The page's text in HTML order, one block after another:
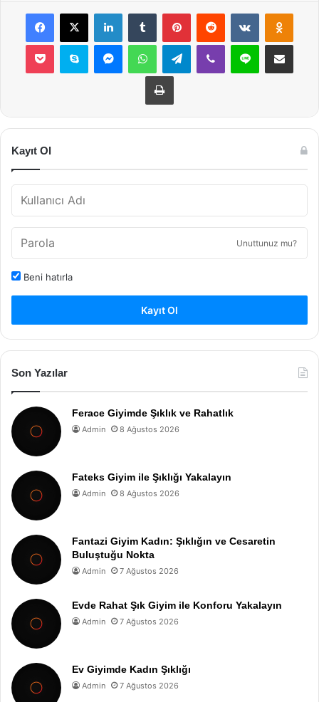
Facebook
X LinkedInTumblr PinterestReddit VKontakte
Pocket Skype MessengerWhatsAppTelegramViber Line E-Posta ile
Yazdır
Kayıt Ol
Unuttunuz mu?
Beni hatırla
Kayıt Ol
Son Yazılar
Ferace Giyimde Şıklık ve Rahatlık
Admin 8 Ağustos 2026
Fateks Giyim ile Şıklığı Yakalayın
Admin 8 Ağustos 2026
Fantazi Giyim Kadın: Şıklığın ve Cesaretin
Buluştuğu Nokta
Admin 7 Ağustos 2026
Evde Rahat Şık Giyim ile Konforu Yakalayın
Admin 7 Ağustos 2026
Ev Giyimde Kadın Şıklığı
Admin 7 Ağustos 2026